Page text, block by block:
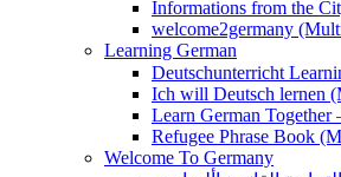
Informations from the
welcome2germany
Learning German
Ich will Deutsch lernen
Learn German
Refugee Phrase Book
Welcome To Germany